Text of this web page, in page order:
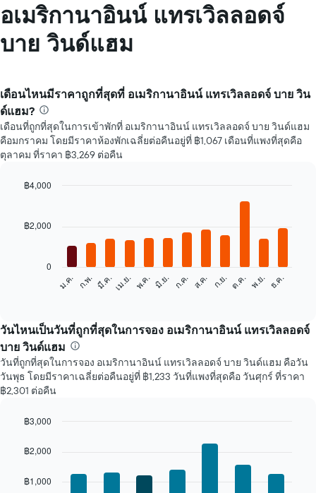
อเมริกานาอินน์ แทรเวิลลอดจ์
บาย วินด์แฮม
เดือนไหนมีราคาถูกที่สุดที่ อเมริกานาอินน์ แทรเวิลลอดจ์ บาย วิน
ด์แฮม?
เดือนที่ถูกที่สุดในการเข้าพักที่ อเมริกานาอินน์ แทรเวิลลอดจ์ บาย วินด์แฮม
คือมกราคม โดยมีราคาห้องพักเฉลี่ยต่อคืนอยู่ที่ ฿1,067 เดือนที่แพงที่สุดคือ
ตุลาคม ที่ราคา ฿3,269 ต่อคืน
with
แผนภูมิ
แสดง
ราคา
เฉลี่ย
ของ
ห้อง
พัก
แต่ละ
แผนภูมิ
แกน
ม.ค. ก.พ. มี.ค.เม.ย. พ.ค. มิ.ย. ก.ค. ส.ค. ก.ย. ต.ค. พ.ย. ธ.ค.
0
฿2,000
฿4,000
วันไหนเป็นวันที่ถูกที่สุดในการจอง อเมริกานาอินน์ แทรเวิลลอดจ์
บาย วินด์แฮม
วันที่ถูกที่สุดในการจอง อเมริกานาอินน์ แทรเวิลลอดจ์ บาย วินด์แฮม คือวัน
วันพุธ โดยมีราคาเฉลี่ยต่อคืนอยู่ที่ ฿1,233 วันที่แพงที่สุดคือ วันศุกร์ ที่ราคา
฿2,301 ต่อคืน
chart
with
bars.
graphic.
฿1,000
฿2,000
฿3,000